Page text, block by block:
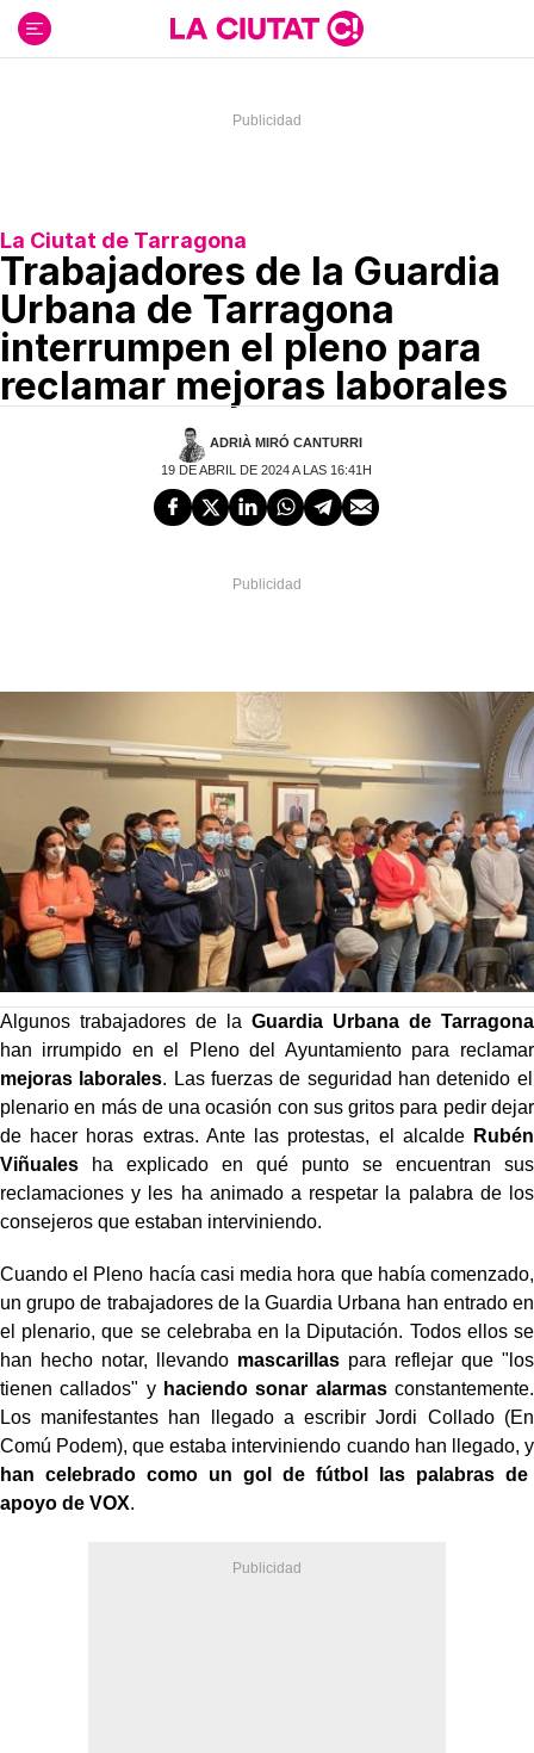
contenido
La Ciutat de Tarragona
Trabajadores de la Guardia
Urbana de Tarragona
interrumpen el pleno para
reclamar mejoras laborales
ADRIÀ MIRÓ CANTURRI
19 DE ABRIL DE 2024 A LAS 16:41H
Algunos trabajadores de la Guardia Urbana de Tarragona
han irrumpido en el Pleno del Ayuntamiento para reclamar
mejoras laborales. Las fuerzas de seguridad han detenido el
plenario en más de una ocasión con sus gritos para pedir dejar
de hacer horas extras. Ante las protestas, el alcaldeRubén
Viñuales ha explicado en qué punto se encuentran sus
reclamaciones y les ha animado a respetar la palabra de los
consejeros que estaban interviniendo.
Cuando el Pleno hacía casi media hora que había comenzado,
un grupo de trabajadores de la Guardia Urbana han entrado en
el plenario, que se celebraba en la Diputación. Todos ellos se
han hecho notar, llevando mascarillaspara reflejar que "los
tienen callados" yhaciendo sonar alarmasconstantemente.
Los manifestantes han llegado a escribir Jordi Collado (En
Comú Podem), que estaba interviniendo cuando han llegado, y
han celebrado como un gol de fútbol las palabras de
apoyo de VOX.